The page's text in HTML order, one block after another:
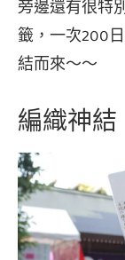
旁邊還有很特
籤，一次200
結而來～～
編織神結